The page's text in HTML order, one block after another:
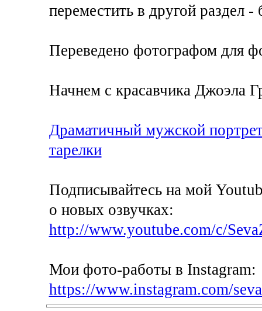
переместить в другой раздел -
Переведено фотографом для
Начнем с красавчика Джоэла
Драматичный мужской
тарелки
Подписывайтесь на мой
о новых озвучках:
http://www.youtube.com/c/
Мои фото-работы в Instagram:
https://www.instagram.com/